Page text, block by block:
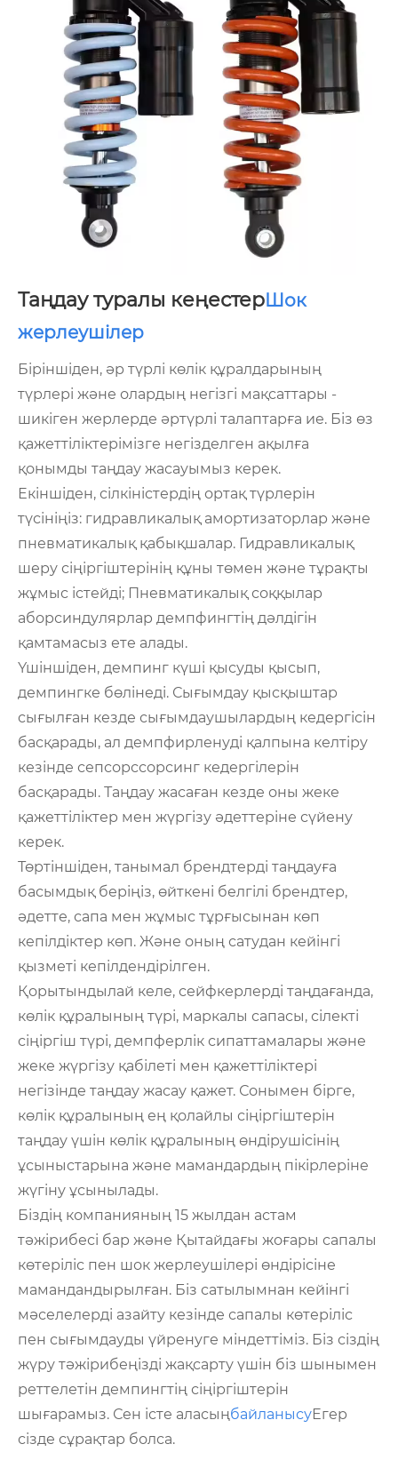
Таңдау туралы кеңестерШок
жерлеушілер
Біріншіден, әр түрлі көлік құралдарының
түрлері және олардың негізгі мақсаттары -
шикіген жерлерде әртүрлі талаптарға ие. Біз өз
қажеттіліктерімізге негізделген ақылға
қонымды таңдау жасауымыз керек.
Екіншіден, сілкіністердің ортақ түрлерін
түсініңіз: гидравликалық амортизаторлар және
пневматикалық қабықшалар. Гидравликалық
шеру сіңіргіштерінің құны төмен және тұрақты
жұмыс істейді; Пневматикалық соққылар
аборсиндулярлар демпфингтің дәлдігін
қамтамасыз ете алады.
Үшіншіден, демпинг күші қысуды қысып,
демпингке бөлінеді. Сығымдау қысқыштар
сығылған кезде сығымдаушылардың кедергісін
басқарады, ал демпфирленуді қалпына келтіру
кезінде сепсорссорсинг кедергілерін
басқарады. Таңдау жасаған кезде оны жеке
қажеттіліктер мен жүргізу әдеттеріне сүйену
керек.
Төртіншіден, танымал брендтерді таңдауға
басымдық беріңіз, өйткені белгілі брендтер,
әдетте, сапа мен жұмыс тұрғысынан көп
кепілдіктер көп. Және оның сатудан кейінгі
қызметі кепілдендірілген.
Қорытындылай келе, сейфкерлерді таңдағанда,
көлік құралының түрі, маркалы сапасы, сілекті
сіңіргіш түрі, демпферлік сипаттамалары және
жеке жүргізу қабілеті мен қажеттіліктері
негізінде таңдау жасау қажет. Сонымен бірге,
көлік құралының ең қолайлы сіңіргіштерін
таңдау үшін көлік құралының өндірушісінің
ұсыныстарына және мамандардың пікірлеріне
жүгіну ұсынылады.
Біздің компанияның 15 жылдан астам
тәжірибесі бар және Қытайдағы жоғары сапалы
көтеріліс пен шок жерлеушілері өндірісіне
мамандандырылған. Біз сатылымнан кейінгі
мәселелерді азайту кезінде сапалы көтеріліс
пен сығымдауды үйренуге міндеттіміз. Біз сіздің
жүру тәжірибеңізді жақсарту үшін біз шынымен
реттелетін демпингтің сіңіргіштерін
шығарамыз. Сен істе аласыңбайланысуЕгер
сізде сұрақтар болса.